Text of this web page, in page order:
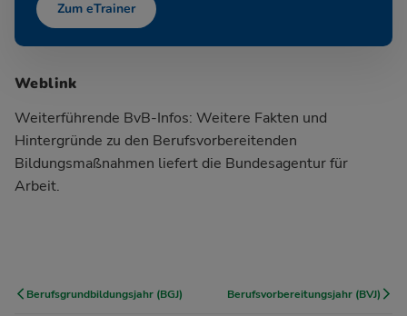
Zum eTrainer
Weblink
Weiterführende BvB-Infos: Weitere Fakten und
Hintergründe zu den Berufsvorbereitenden
Bildungsmaßnahmen liefert die Bundesagentur für
Arbeit.
Berufsgrundbildungsjahr (BGJ) Berufsvorbereitungsjahr (BVJ)